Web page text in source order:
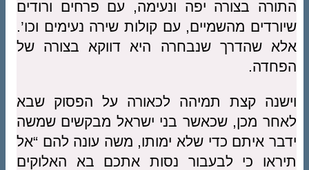
התורה בצורה יפה ונעימה, עם פרחים ורודים
שיורדים מהשמיים, עם קולות שירה נעימים וכו’.
אלא שהדרך שנבחרה היא דווקא בצורה של
הפחדה.
וישנה קצת תמיהה לכאורה על הפסוק שבא
לאחר מכן, שכאשר בני ישראל מבקשים שמשה
ידבר איתם כדי שלא ימותו, משה עונה להם “אל
תיראו כי לבעבור נסות אתכם בא האלוקים